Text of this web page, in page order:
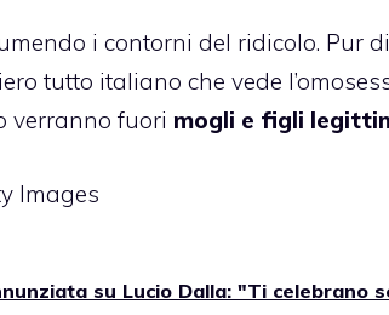
i contorni del ridicolo. Pur
tutto italiano che vede
verranno fuori mogli e figli
Images
su Lucio Dalla: "Ti celebrano